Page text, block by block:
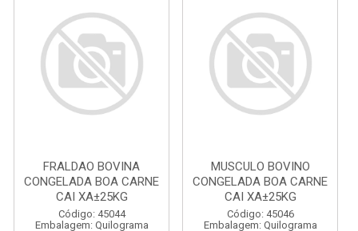
FRALDAO BOVINA
CONGELADA BOA CARNE
CAI XA±25KG
Código: 45044
Embalagem: Quilograma
MUSCULO BOVINO
CONGELADA BOA CARNE
CAI XA±25KG
Código: 45046
Embalagem: Quilograma